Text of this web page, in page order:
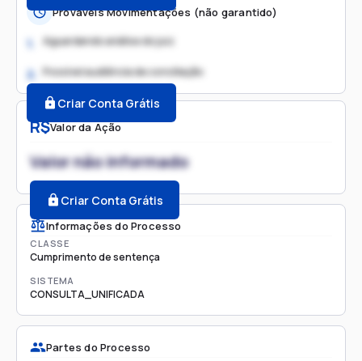
R$Valor da Ação
Valor não informado
Criar Conta Grátis
Informações do Processo
CLASSE
Cumprimento de sentença
SISTEMA
CONSULTA_UNIFICADA
Partes do Processo
Prováveis Movimentações (não garantido)
1. Aguardando análise do juiz
2. Possível audiência de conciliação
Criar Conta Grátis